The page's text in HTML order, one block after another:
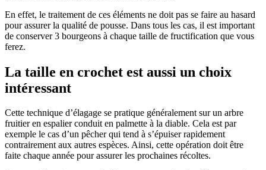
En effet, le traitement de ces éléments ne doit pas se faire au hasard
pour assurer la qualité de pousse. Dans tous les cas, il est important
de conserver 3 bourgeons à chaque taille de fructification que vous
ferez.
La taille en crochet est aussi un choix
intéressant
Cette technique d’élagage se pratique généralement sur un arbre
fruitier en espalier conduit en palmette à la diable. Cela est par
exemple le cas d’un pêcher qui tend à s’épuiser rapidement
contrairement aux autres espèces. Ainsi, cette opération doit être
faite chaque année pour assurer les prochaines récoltes.